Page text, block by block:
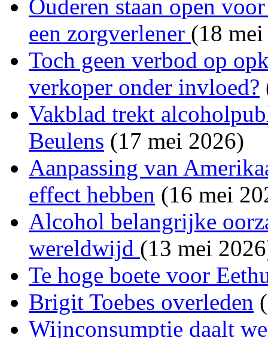
Ouderen staan open
een zorgverlener (18
Toch geen verbod op
verkoper onder invloed?
Vakblad trekt
Beulens (17 mei 2026)
Aanpassing van
effect hebben (16 mei
Alcohol belangrijke
wereldwijd (13 mei
Te hoge boete voor
Brigit Toebes overleden
Wijnconsumptie daalt